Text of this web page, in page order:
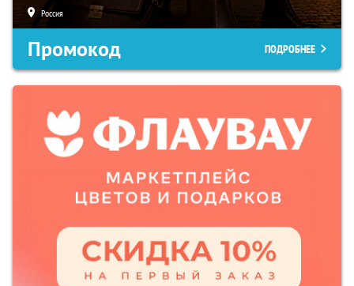
Россия
Промокод ПОДРОБНЕЕ